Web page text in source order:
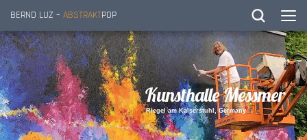
BERND LUZ – ABSTRAKTPOP
KunsthalleMessmer
Riegel am Kaiserstuh , Germany